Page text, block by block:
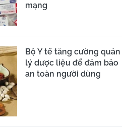
mạng
Bộ Y tế tăng cường quản
lý dược liệu để đảm bảo
an toàn người dùng